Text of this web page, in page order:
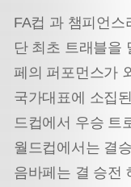
FA컵 과 챔피언
단 최초 트래블을
페의 퍼포먼스가
국가대표에 소집
드컵에서 우승 트
월드컵에서는 결
음바페는 결 승전